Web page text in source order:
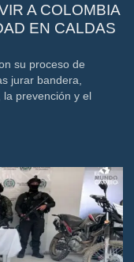
A COLOMBIA
EN CALDAS
su proceso de
jurar bandera,
la prevención y el